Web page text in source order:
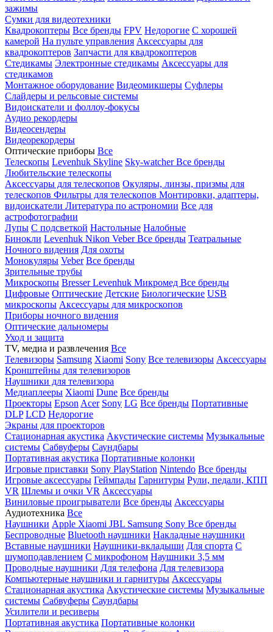
зажимы
Сумки для видеотехники
Квадрокоптеры Все бренды FPV Недорогие С хорошей
камерой На пульте управления Аксессуары для
квадрокоптеров Запчасти для квадрокоптеров
Стедикамы Электронные стедикамы Аксессуары для
стедикамов
Монтажное оборудование Видеомикшеры Суфлеры
Слайдеры и рельсовые системы
Видоискатели и фоллоу-фокусы
Аудио рекордеры
Видеосендеры
Видеорекордеры
Оптические приборы Все
Телескопы Levenhuk Skyline Sky-watcherВсе бренды
Любительские телескопы
Аксессуары для телескопов Окуляры, линзы, призмы для
телескопов Фильтры для телескопов Монтировки, адаптеры,
видоискатели Литература по астрономии Все для
астрофотографии
Лупы С подсветкой Настольные Налобные
Бинокли Levenhuk Nikon VeberВсе бренды Театральные
Ночного видения Для охоты
Монокуляры Veber Все бренды
Зрительные трубы
Микроскопы BresserLevenhuk Микромед Все бренды
Цифровые Оптические Детские Биологические USB
микроскопы Аксессуары для микроскопов
Приборы ночного видения
Оптические дальномеры
Уход и защита
TV, медиа и развлечения Все
Телевизоры Samsung Xiaomi Sony Все телевизоры Аксессуары
Кронштейны для телевизоров
Наушники для телевизора
Медиаплееры Xiaomi Dune Все бренды
Проекторы Epson Acer Sony LG Все бренды Портативные
DLP LCD Недорогие
Экраны для проекторов
Стационарная акустика Акустические системы Музыкальные
системы Сабвуферы Саундбары
Портативная акустика Портативные колонки
Игровые приставки Sony PlayStation Nintendo Все бренды
Игровые аксессуары Геймпады Гарнитуры Рули, педали, КПП
VR Шлемы и очки VR Аксессуары
Виниловые проигрыватели Все бренды Аксессуары
Аудиотехника Все
Наушники Apple Xiaomi JBL Samsung Sony Все бренды
Беспроводные Bluetooth наушники Накладные наушники
Вставные наушники Наушники-вкладыши Для спорта С
шумоподавлением С микрофоном Наушники 3,5 мм
Проводные наушники Для телефона Для телевизора
Компьютерные наушники и гарнитуры Аксессуары
Стационарная акустика Акустические системы Музыкальные
системы Сабвуферы Саундбары
Усилители и ресиверы
Портативная акустика Портативные колонки